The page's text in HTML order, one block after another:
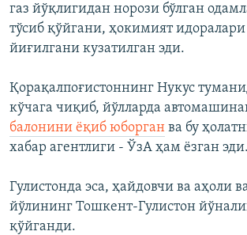
газ йўқлигидан норози бўлган
тўсиб қўйгани, ҳокимият идоралари
йиғилгани кузатилган эди.
Қорақалпоғистоннинг Нукус
кўчага чиқиб, йўлларда
балонини ёқиб юборган ва бу
хабар агентлиги - ЎзА ҳам ёзган эди.
Гулистонда эса, ҳайдовчи ва аҳоли
йўлининг Тошкент-Гулистон
қўйганди.